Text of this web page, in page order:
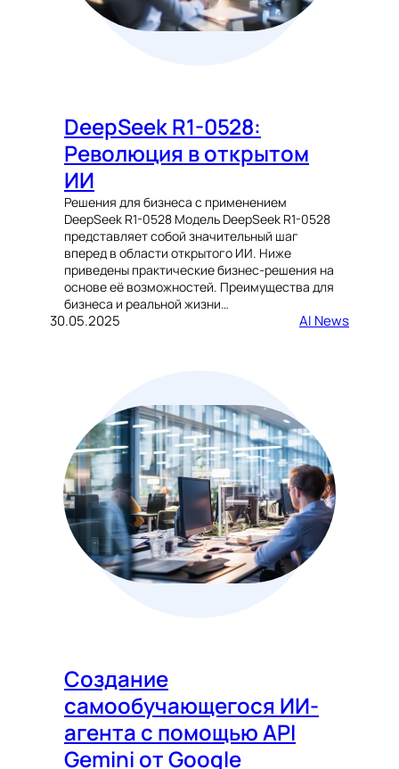
DeepSeek R1-0528:
Революция в открытом
ИИ
Решения для бизнеса с применением
DeepSeek R1-0528 Модель DeepSeek R1-0528
представляет собой значительный шаг
вперед в области открытого ИИ. Ниже
приведены практические бизнес-решения на
основе её возможностей. Преимущества для
бизнеса и реальной жизни…
30.05.2025 AI News
Создание
самообучающегося ИИ-
агента с помощью API
Gemini от Google